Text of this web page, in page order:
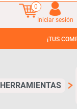
0
Iniciar sesión
¡TUS COMPRAS
HERRAMIENTAS